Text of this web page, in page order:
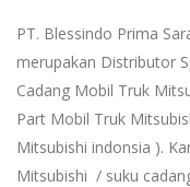
PT. Blessindo Prima
merupakan Distributor
Cadang Mobil Truk
Part Mobil Truk
Mitsubishi indonsia ).
Mitsubishi / suku